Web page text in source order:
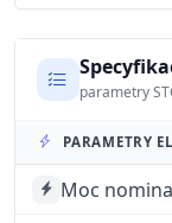
parametry
PARAMETRY
Moc